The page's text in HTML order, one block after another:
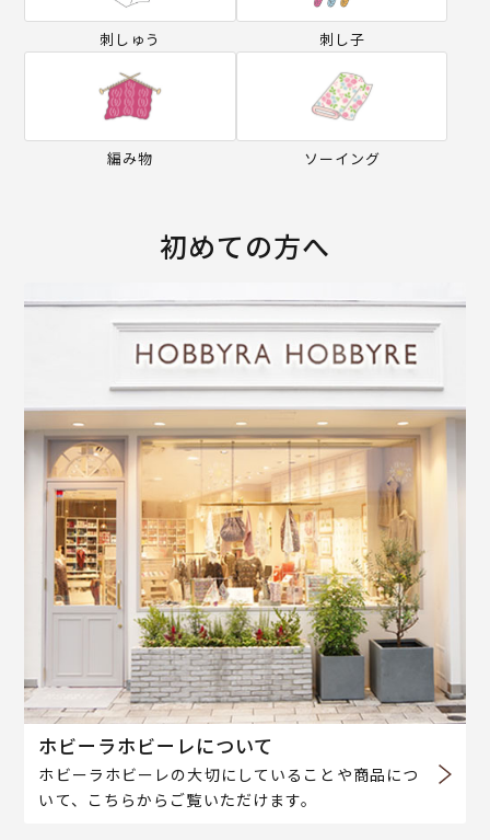
刺しゅう 刺し子
編み物 ソーイング
初めての方へ
ホビーラホビーレについて
ホビーラホビーレの大切にしていることや商品につ
いて、こちらからご覧いただけます。